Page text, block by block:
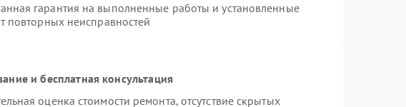
гарантия на выполненные работы и установленные
повторных неисправностей
и бесплатная консультация
оценка стоимости ремонта, отсутствие скрытых